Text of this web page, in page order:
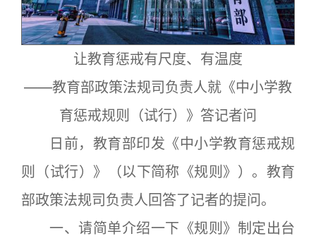
让教育惩戒有尺度、有温度
——教育部政策法规司负责人就《中小学教
育惩戒规则（试行）》答记者问
日前，教育部印发《中小学教育惩戒规
则（试行）》（以下简称《规则》）。教育
部政策法规司负责人回答了记者的提问。
一、请简单介绍一下《规则》制定出台